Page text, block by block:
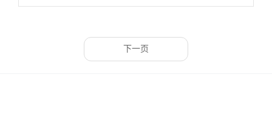
下一页